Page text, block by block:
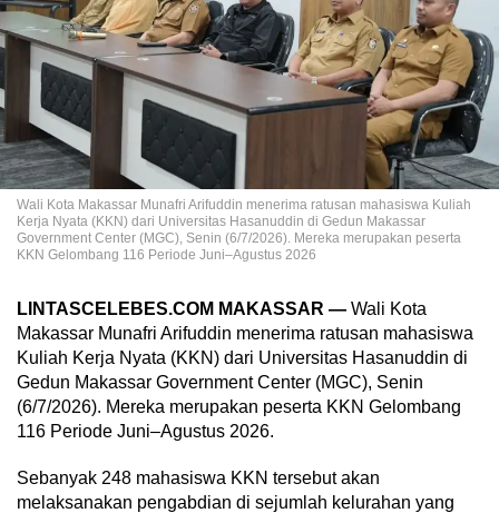
Wali Kota Makassar Munafri Arifuddin menerima ratusan mahasiswa Kuliah
Kerja Nyata (KKN) dari Universitas Hasanuddin di Gedun Makassar
Government Center (MGC), Senin (6/7/2026). Mereka merupakan peserta
KKN Gelombang 116 Periode Juni–Agustus 2026
LINTASCELEBES.COM MAKASSAR — Wali Kota
Makassar Munafri Arifuddin menerima ratusan mahasiswa
Kuliah Kerja Nyata (KKN) dari Universitas Hasanuddin di
Gedun Makassar Government Center (MGC), Senin
(6/7/2026). Mereka merupakan peserta KKN Gelombang
116 Periode Juni–Agustus 2026.
Sebanyak 248 mahasiswa KKN tersebut akan
melaksanakan pengabdian di sejumlah kelurahan yang